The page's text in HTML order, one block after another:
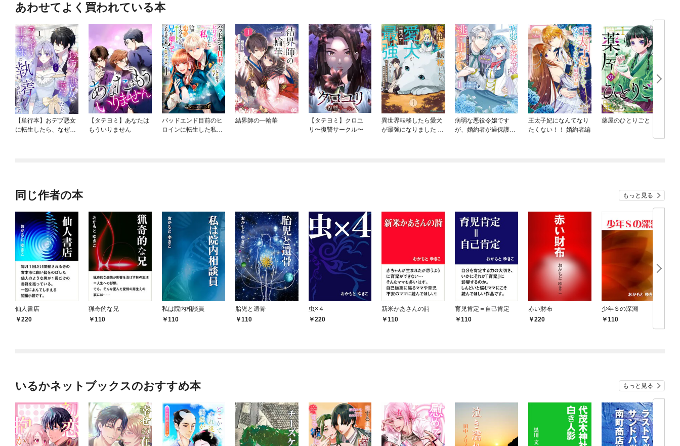
あわせてよく買われている本
【単行本】おデブ悪女
に転生したら、なぜか
【タテヨミ】あなたは
もういりません
バッドエンド目前のヒ
ロインに転生した私、
結界師の一輪華
【タテヨミ】クロユ
リ〜復讐サークル〜
異世界転移したら愛犬
が最強になりました ～
病弱な悪役令嬢です
が、婚約者が過保護す
王太子妃になんてなり
たくない！！ 婚約者編
薬屋のひとりごと
同じ作者の本 もっと見る
仙人書店
220
猟奇的な兄
110
私は院内相談員
110
胎児と遺骨
110
虫×４
220
新米かあさんの詩
110
育児肯定＝自己肯定
110
赤い財布
220
少年Ｓの深淵
110
いるかネットブックスのおすすめ本 もっと見る